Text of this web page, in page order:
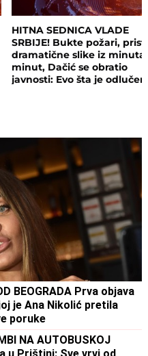
HITNA SEDNICA VLADE
SRBIJE! Bukte požari,
dramatične slike iz minuta
minut, Dačić se obratio
javnosti: Evo šta je
BEOGRADA Prva objava
je Ana Nikolić pretila
poruke
NA AUTOBUSKOJ